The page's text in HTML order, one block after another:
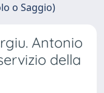
o Saggio)
Antonio
della